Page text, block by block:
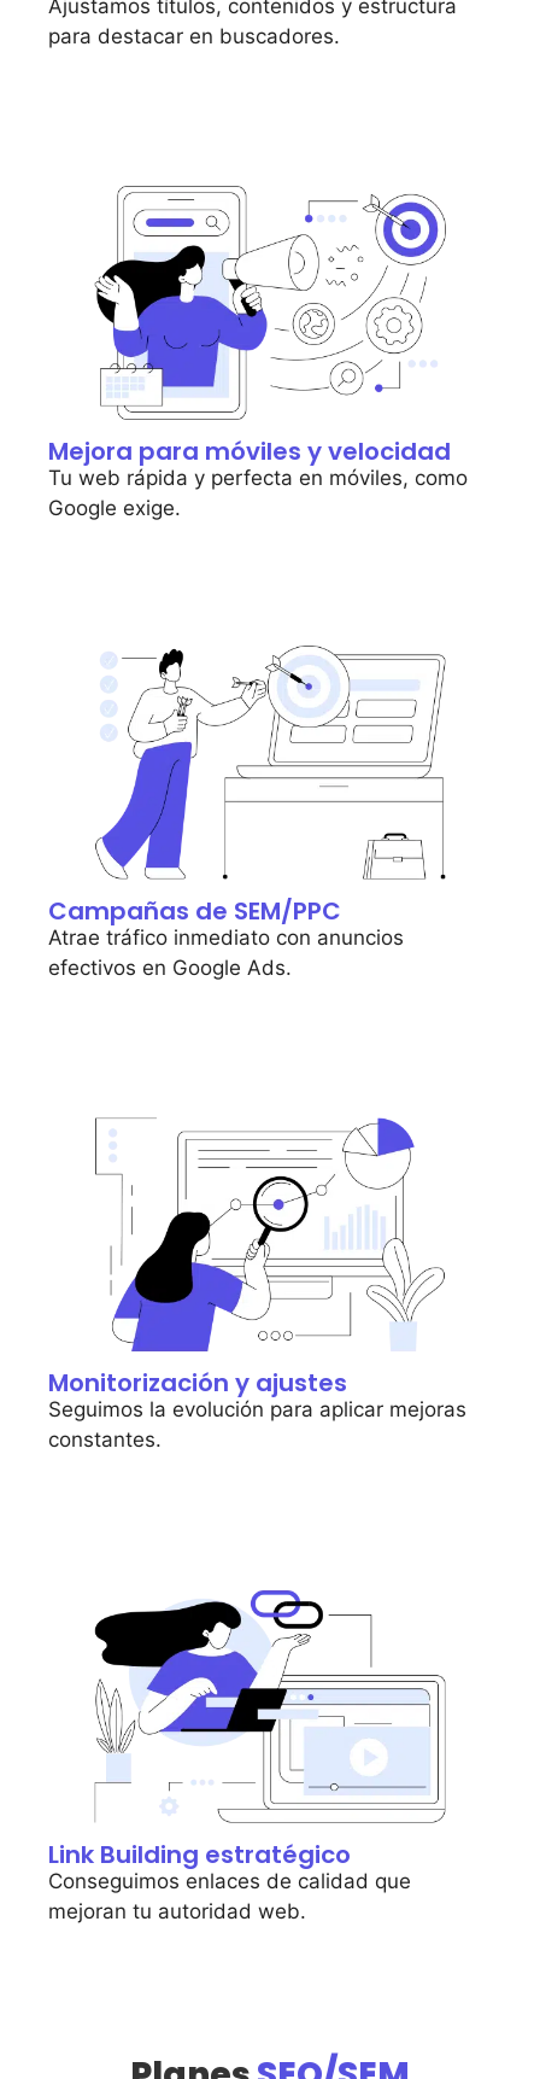
Ajustamos títulos, contenidos y estructura
para destacar en buscadores.
Mejora para móviles y velocidad
Tu web rápida y perfecta en móviles, como
Google exige.
Campañas de SEM/PPC
Atrae tráfico inmediato con anuncios
efectivos en Google Ads.
Monitorización y ajustes
Seguimos la evolución para aplicar mejoras
constantes.
Link Building estratégico
Conseguimos enlaces de calidad que
mejoran tu autoridad web.